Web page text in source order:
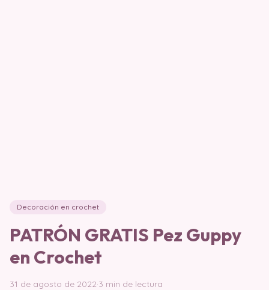
Decoración en crochet
PATRÓN GRATIS Pez Guppy
en Crochet
31 de agosto de 2022·3 min de lectura